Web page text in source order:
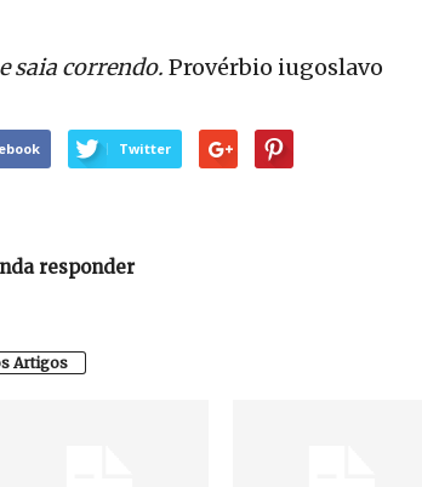
saia correndo. Provérbio iugoslavo
Twitter
responder
Artigos